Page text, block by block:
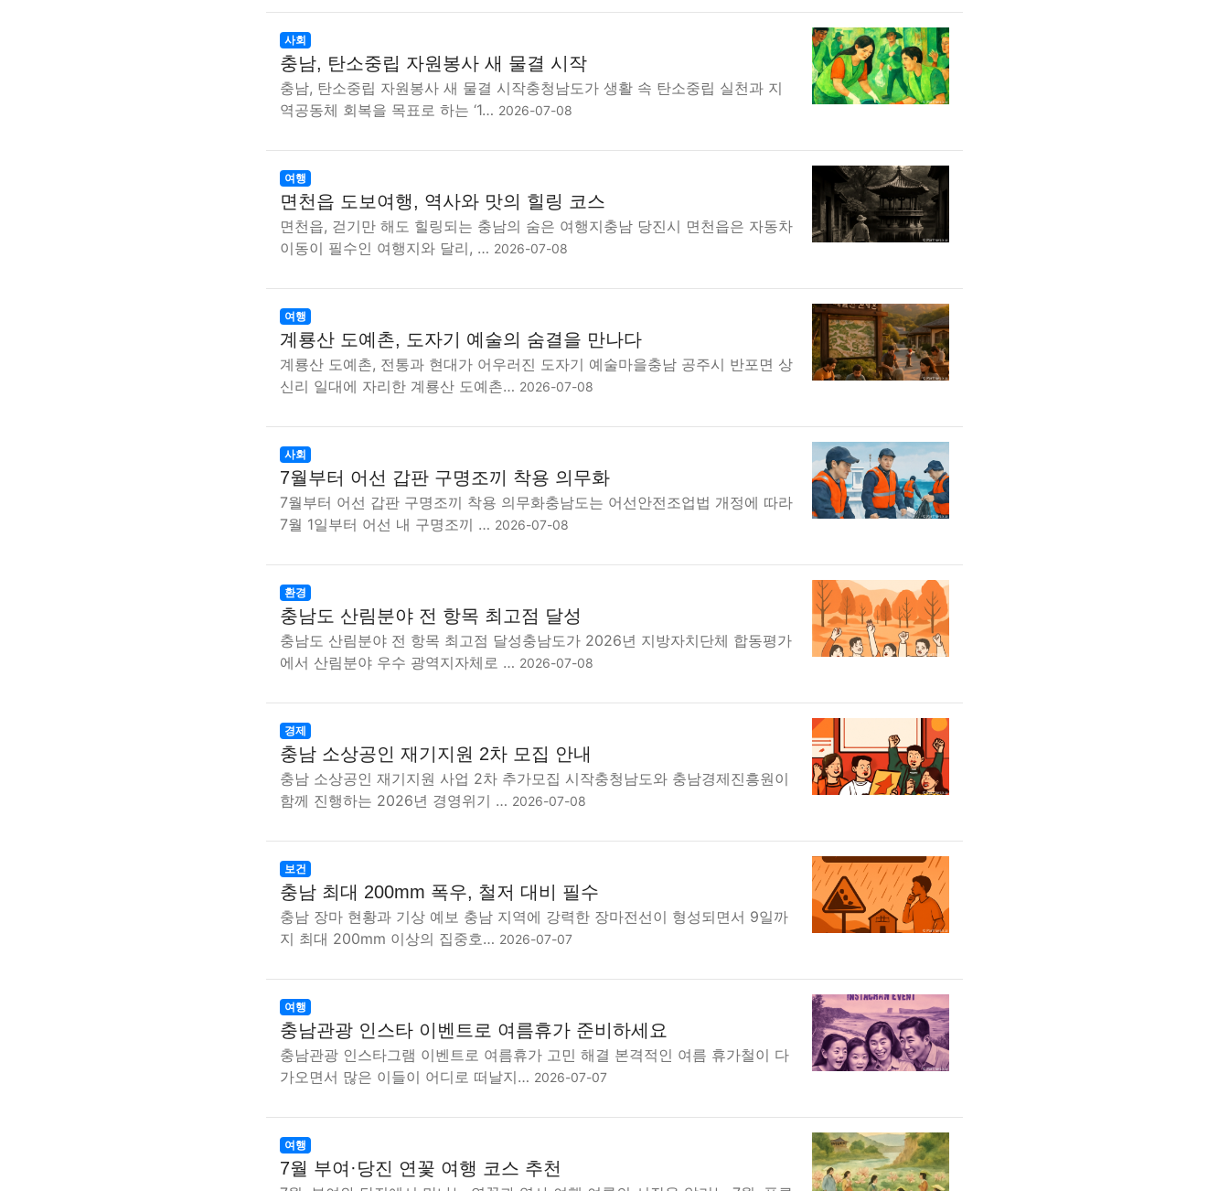
사회
충남, 탄소중립 자원봉사 새 물결 시작
충남, 탄소중립 자원봉사 새 물결 시작충청남도가 생활 속 탄소중립 실천과 지
역공동체 회복을 목표로 하는 ‘1… 2026-07-08
여행
면천읍 도보여행, 역사와 맛의 힐링 코스
면천읍, 걷기만 해도 힐링되는 충남의 숨은 여행지충남 당진시 면천읍은 자동차
이동이 필수인 여행지와 달리, … 2026-07-08
여행
계룡산 도예촌, 도자기 예술의 숨결을 만나다
계룡산 도예촌, 전통과 현대가 어우러진 도자기 예술마을충남 공주시 반포면 상
신리 일대에 자리한 계룡산 도예촌… 2026-07-08
사회
7월부터 어선 갑판 구명조끼 착용 의무화
7월부터 어선 갑판 구명조끼 착용 의무화충남도는 어선안전조업법 개정에 따라
7월 1일부터 어선 내 구명조끼 … 2026-07-08
환경
충남도 산림분야 전 항목 최고점 달성
충남도 산림분야 전 항목 최고점 달성충남도가 2026년 지방자치단체 합동평가
에서 산림분야 우수 광역지자체로 … 2026-07-08
경제
충남 소상공인 재기지원 2차 모집 안내
충남 소상공인 재기지원 사업 2차 추가모집 시작충청남도와 충남경제진흥원이
함께 진행하는 2026년 경영위기 … 2026-07-08
보건
충남 최대 200mm 폭우, 철저 대비 필수
충남 장마 현황과 기상 예보 충남 지역에 강력한 장마전선이 형성되면서 9일까
지 최대 200mm 이상의 집중호… 2026-07-07
여행
충남관광 인스타 이벤트로 여름휴가 준비하세요
충남관광 인스타그램 이벤트로 여름휴가 고민 해결 본격적인 여름 휴가철이 다
가오면서 많은 이들이 어디로 떠날지… 2026-07-07
여행
7월 부여·당진 연꽃 여행 코스 추천